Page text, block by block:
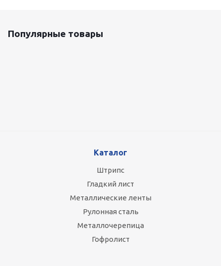
Популярные товары
Каталог
Штрипс
Гладкий лист
Металлические ленты
Рулонная сталь
Металлочерепица
Гофролист